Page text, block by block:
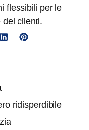
flessibili per le
dei clienti.
ridisperdibile